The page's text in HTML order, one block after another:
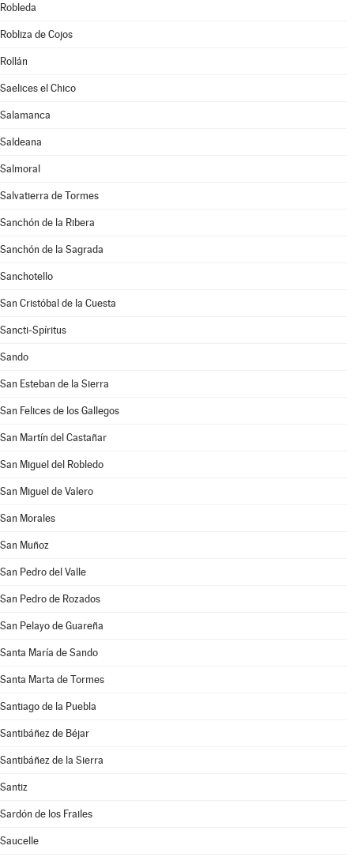
Robleda
Robliza de Cojos
Rollán
Saelices el Chico
Salamanca
Saldeana
Salmoral
Salvatierra de Tormes
Sanchón de la Ribera
Sanchón de la Sagrada
Sanchotello
San Cristóbal de la Cuesta
Sancti-Spíritus
Sando
San Esteban de la Sierra
San Felices de los Gallegos
San Martín del Castañar
San Miguel del Robledo
San Miguel de Valero
San Morales
San Muñoz
San Pedro del Valle
San Pedro de Rozados
San Pelayo de Guareña
Santa María de Sando
Santa Marta de Tormes
Santiago de la Puebla
Santibáñez de Béjar
Santibáñez de la Sierra
Santiz
Sardón de los Frailes
Saucelle